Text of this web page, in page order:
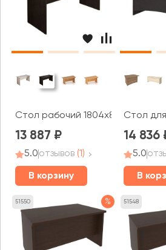
Стол рабочий 1804х864х750
13 887
5.0отзывов (1)
В корзину
Стол
14 836
5.0
В
51550 % 51548